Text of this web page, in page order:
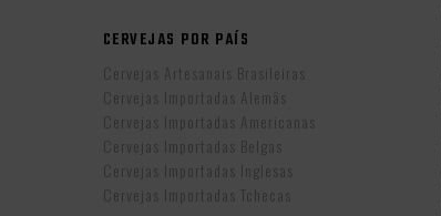
CERVEJAS POR PAÍS
Cervejas Artesanais Brasileiras
Cervejas Importadas Alemãs
Cervejas Importadas Americanas
Cervejas Importadas Belgas
Cervejas Importadas Inglesas
Cervejas Importadas Tchecas